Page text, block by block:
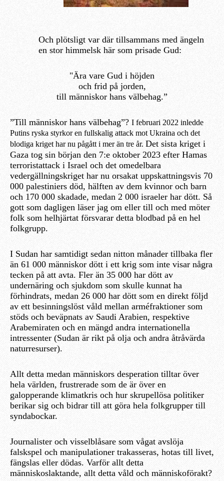
Och plötsligt var där tillsammans med ängeln
en stor himmelsk här som prisade Gud:
"Ära vare Gud i höjden
och frid på jorden,
till människor hans välbehag.”
”Till människor hans välbehag”? I februari 2022 inledde
Putins ryska styrkor en fullskalig attack mot Ukraina och det
blodiga kriget har nu pågått i mer än tre år. Det sista kriget i
Gaza tog sin början den 7:e oktober 2023 efter Hamas
terroristattack i Israel och det omedelbara
vedergällningskriget har nu orsakat uppskattningsvis 70
000 palestiniers död, hälften av dem kvinnor och barn
och 170 000 skadade, medan 2 000 israeler har dött. Så
gott som dagligen läser jag om eller till och med möter
folk som helhjärtat försvarar detta blodbad på en hel
folkgrupp.
I Sudan har samtidigt sedan nitton månader tillbaka fler
än 61 000 människor dött i ett krig som inte visar några
tecken på att avta. Fler än 35 000 har dött av
undernäring och sjukdom som skulle kunnat ha
förhindrats, medan 26 000 har dött som en direkt följd
av ett besinningslöst våld mellan arméfraktioner som
stöds och beväpnats av Saudi Arabien, respektive
Arabemiraten och en mängd andra internationella
intressenter (Sudan är rikt på olja och andra åtråvärda
naturresurser).
Allt detta medan människors desperation tilltar över
hela världen, frustrerade som de är över en
galopperande klimatkris och hur skrupellösa politiker
berikar sig och bidrar till att göra hela folkgrupper till
syndabockar.
Journalister och visselblåsare som vågat avslöja
falskspel och manipulationer trakasseras, hotas till livet,
fängslas eller dödas. Varför allt detta
människoslaktande, allt detta våld och människoförakt?